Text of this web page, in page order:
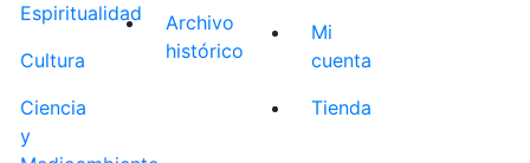
Espiritualidad
Cultura
Ciencia
y
Archivo
histórico
Mi
cuenta
Tienda